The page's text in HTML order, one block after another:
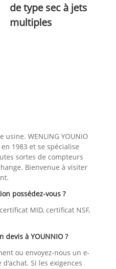
de type sec à jets
multiples
usine. WENLING YOUNIO
en 1983 et se spécialise
sortes de compteurs
Bienvenue à visiter
possédez-vous ?
MID, certificat NSF,
devis à YOUNNIO ?
ou envoyez-nous un e-
Si les exigences